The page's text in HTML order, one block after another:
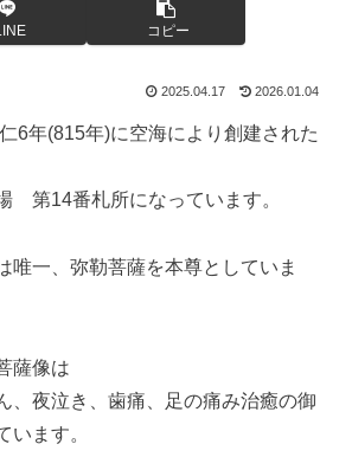
コピー
2025.04.17 2026.01.04
6年(815年)に空海により創建された
第14番札所になっています。
唯一、弥勒菩薩を本尊としていま
薩像は
、夜泣き、歯痛、足の痛み治癒の御
います。